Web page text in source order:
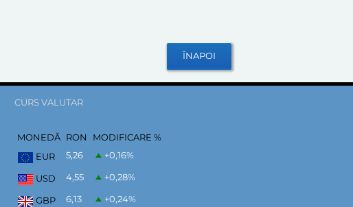
CURS VALUTAR
MONEDĂ RON
MODIFICARE %
EUR
5,26 +0,16%
USD 4,55 +0,28%
GBP 6,13 +0,24%